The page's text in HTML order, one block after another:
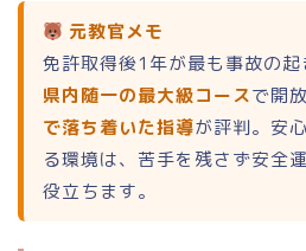
元教官メモ
免許取得後1年が最も事故の
県内随一の最大級コースで開
で落ち着いた指導が評判。安
る環境は、苦手を残さず安全
役立ちます。